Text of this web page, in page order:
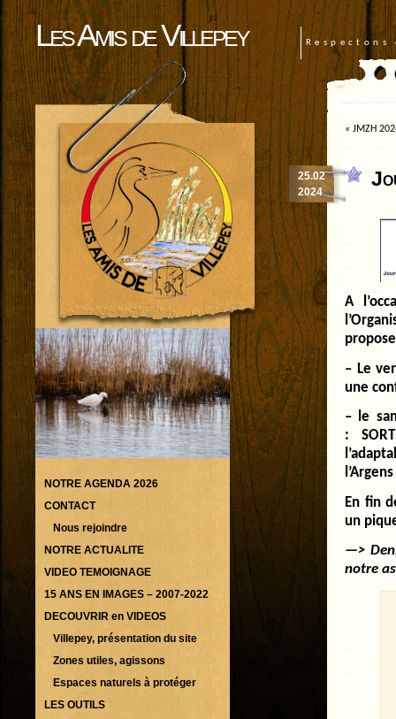
Les Amis de Villepey
« JMZH
25.02
2024
A
– Le
une
– le
:
En fin
un
—>
notre
NOTRE AGENDA 2026
CONTACT
Nous rejoindre
NOTRE ACTUALITE
VIDEO TEMOIGNAGE
15 ANS EN IMAGES – 2007-2022
DECOUVRIR en VIDEOS
Villepey, présentation du site
Zones utiles, agissons
Espaces naturels à protéger
LES OUTILS